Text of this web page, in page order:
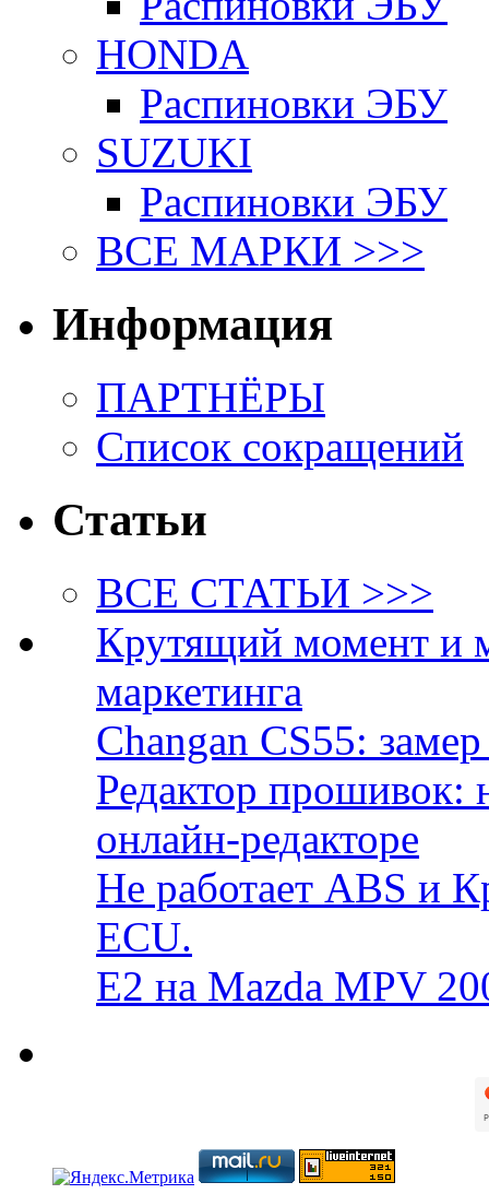
HONDA
Распиновки ЭБУ
SUZUKI
Распиновки ЭБУ
ВСЕ МАРКИ >>>
Информация
ПАРТНЁРЫ
Список сокращений
Статьи
ВСЕ СТАТЬИ >>>
Крутящий момент и
маркетинга
Changan CS55:
Редактор прошивок:
онлайн-редакторе
Не работает ABS и
ECU.
E2 на Mazda MPV